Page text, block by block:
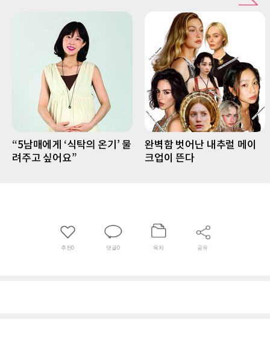
“5남매에게 ‘식탁의 온기’ 물
려주고 싶어요”
완벽함 벗어난 내추럴 메이
크업이 뜬다
추천0 댓글0 목차 공유